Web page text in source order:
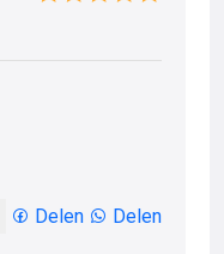
Delen Delen